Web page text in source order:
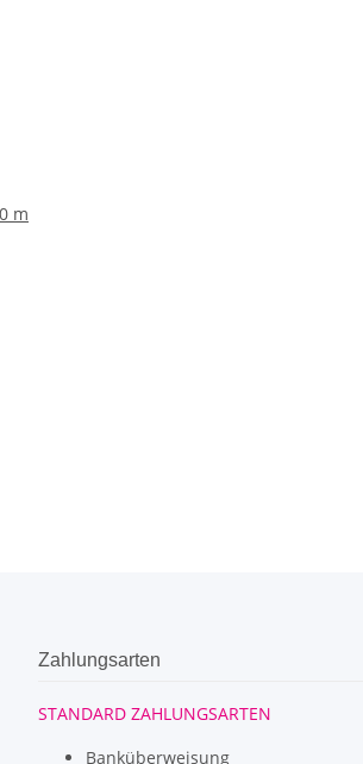
m
Zahlungsarten
STANDARD ZAHLUNGSARTEN
Banküberweisung